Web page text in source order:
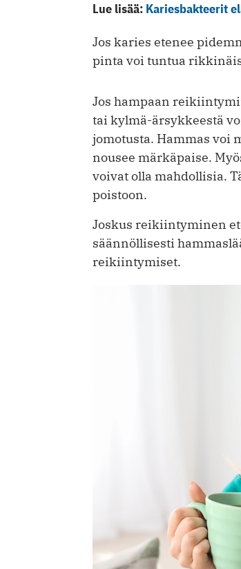
Lue lisää: Kariesbakteerit
Jos karies etenee
pinta voi tuntua
Jos hampaan
tai kylmä-ärsykkeestä
jomotusta. Hammas voi
nousee märkäpaise.
voivat olla mahdollisia.
poistoon.
Joskus reikiintyminen
säännöllisesti
reikiintymiset.